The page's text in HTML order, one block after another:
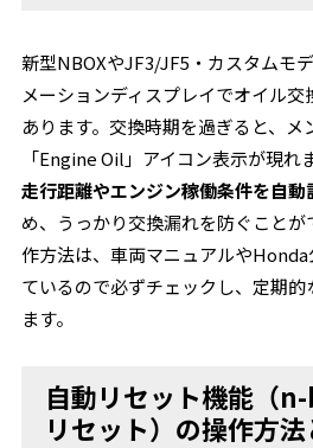
新型NBOXやJF3/JF5・カスタムモ
メーションディスプレイでオイル
あります。交換時期を過ぎると、メ
「Engine Oil」アイコン表示が現れ
走行距離やエンジン稼働条件を自動
め、うっかり交換漏れを防ぐこと
作方法は、車両マニュアルや
ているので必ずチェックし、定期
ます。
自動リセット機能（
リセット）の操作方